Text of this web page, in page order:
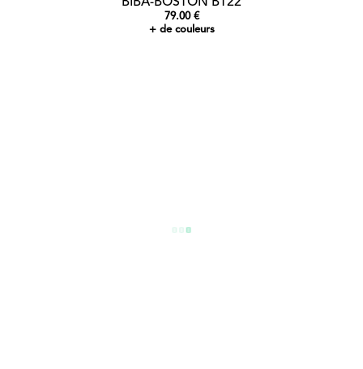
79.00 €
+ de couleurs